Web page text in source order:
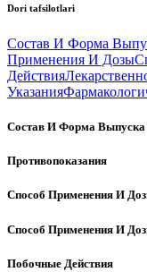
Dori tafsilotlari
Состав И Форма
Применения И Дозы
Действия
Указания
Состав И Форма Выпуска
Противопоказания
Способ Применения И
Способ Применения И
Побочные Действия